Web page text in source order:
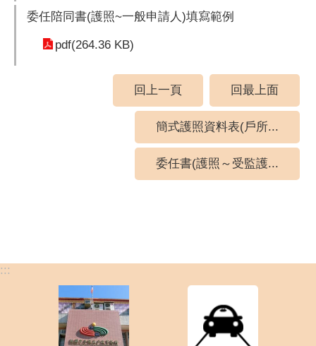
委任陪同書(護照~一般申請人)填寫範例
pdf(264.36 KB)
回上一頁 回最上面
簡式護照資料表(戶所...
委任書(護照～受監護...
:::